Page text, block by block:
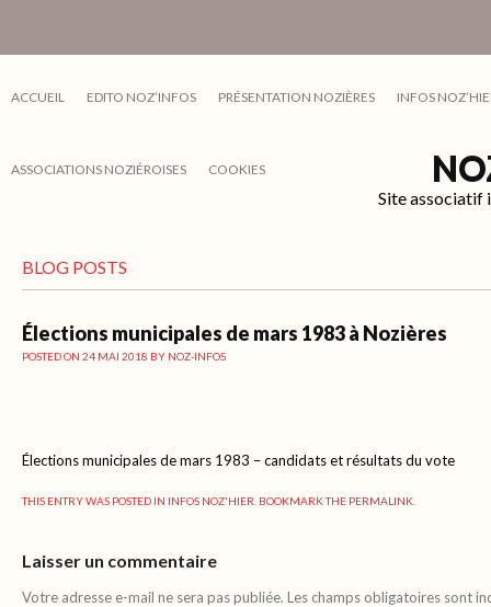
ACCUEIL EDITO NOZ’INFOS PRÉSENTATION NOZIÈRES INFOS
ASSOCIATIONS NOZIÉROISES COOKIES
Site associatif
BLOG POSTS
Élections municipales de mars 1983 à Nozières
POSTED ON 24 MAI 2018 BY NOZ-INFOS
Élections municipales de mars 1983 – candidats et résultats du vote
THIS ENTRY WAS POSTED IN INFOS NOZ'HIER . BOOKMARK THE PERMALINK
Laisser un commentaire
Votre adresse e-mail ne sera pas publiée. Les champs obligatoires sont